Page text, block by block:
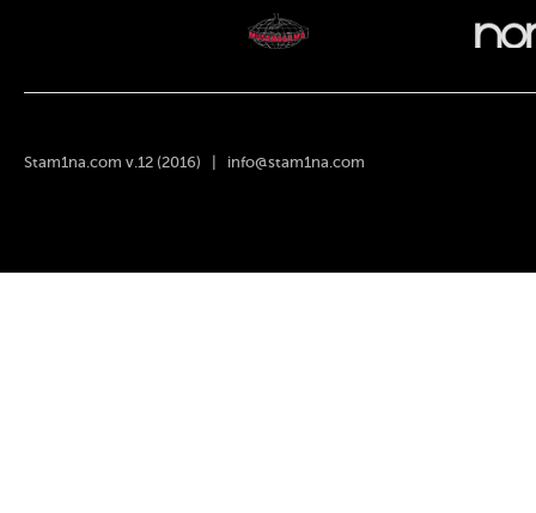
Stam1na.com v.12 (2016) | info@stam1na.com